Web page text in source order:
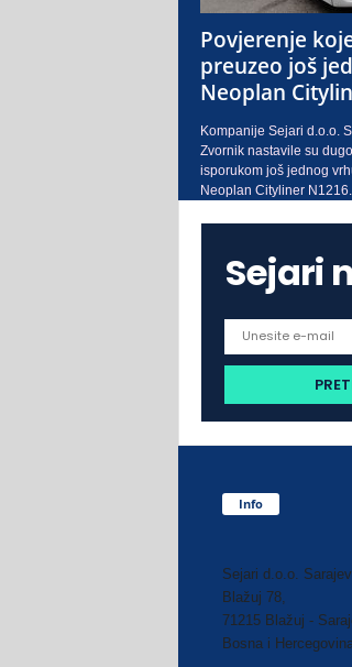
Povjerenje
preuzeo još
Neoplan
Kompanije Sejari d.o.o.
Zvornik nastavile su
isporukom još jednog
Neoplan Cityliner N1216...
Sejari
Info
Sejari d.o.o.
Blažuj 78,
71215 Blažuj -
Bosna i Hercegovina